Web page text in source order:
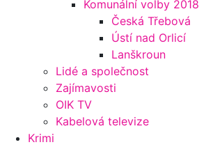
Komunální volby 2018
Česká Třebová
Ústí nad Orlicí
Lanškroun
Lidé a společnost
Zajímavosti
OIK TV
Kabelová televize
Krimi